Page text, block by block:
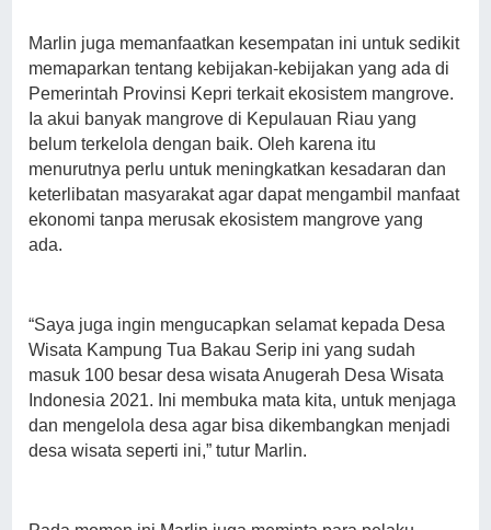
Marlin juga memanfaatkan kesempatan ini untuk sedikit
memaparkan tentang kebijakan-kebijakan yang ada di
Pemerintah Provinsi Kepri terkait ekosistem mangrove.
Ia akui banyak mangrove di Kepulauan Riau yang
belum terkelola dengan baik. Oleh karena itu
menurutnya perlu untuk meningkatkan kesadaran dan
keterlibatan masyarakat agar dapat mengambil manfaat
ekonomi tanpa merusak ekosistem mangrove yang
ada.
“Saya juga ingin mengucapkan selamat kepada Desa
Wisata Kampung Tua Bakau Serip ini yang sudah
masuk 100 besar desa wisata Anugerah Desa Wisata
Indonesia 2021. Ini membuka mata kita, untuk menjaga
dan mengelola desa agar bisa dikembangkan menjadi
desa wisata seperti ini,” tutur Marlin.